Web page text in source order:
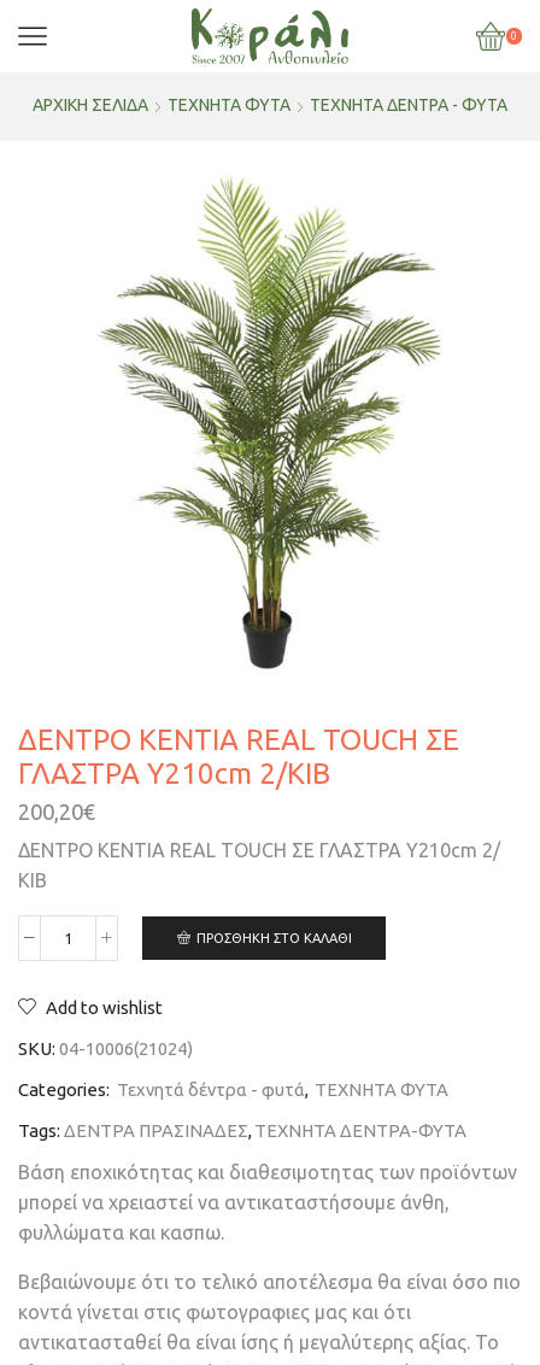
0
ΑΡΧΙΚΉ ΣΕΛΊΔΑ ΤΕΧΝΗΤΑ ΦΥΤΑ ΤΕΧΝΗΤΆ ΔΈΝΤΡΑ - ΦΥΤΆ
ΔΕΝΤΡΟ ΚΕΝΤΙΑ REAL TOUCH ΣΕ
ΓΛΑΣΤΡΑ Y210cm 2/ΚΙΒ
200,20€
ΔΕΝΤΡΟ ΚΕΝΤΙΑ REAL TOUCH ΣΕ ΓΛΑΣΤΡΑ Y210cm 2/
ΚΙΒ
ΠΡΟΣΘΉΚΗ ΣΤΟ ΚΑΛΆΘΙ
Add to wishlist
SKU: 04-10006(21024)
Categories: Τεχνητά δέντρα - φυτά, ΤΕΧΝΗΤΑ ΦΥΤΑ
Tags: ΔΕΝΤΡΑ ΠΡΑΣΙΝΑΔΕΣ,ΤΕΧΝΗΤΑ ΔΕΝΤΡΑ-ΦΥΤΑ
Βάση εποχικότητας και διαθεσιμοτητας των προϊόντων
μπορεί να χρειαστεί να αντικαταστήσουμε άνθη,
φυλλώματα και κασπω.
Βεβαιώνουμε ότι το τελικό αποτέλεσμα θα είναι όσο πιο
κοντά γίνεται στις φωτογραφιες μας και ότι
αντικατασταθεί θα είναι ίσης ή μεγαλύτερης αξίας. Το